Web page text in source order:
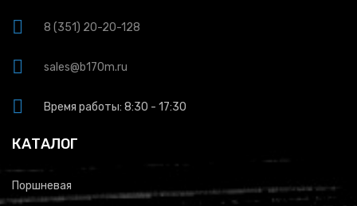
8 (351) 20-20-128
sales@b170m.ru
Время работы: 8:30 - 17:30
КАТАЛОГ
Поршневая